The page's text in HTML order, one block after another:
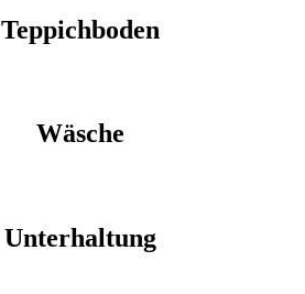
Teppichboden
Wäsche
Unterhaltung